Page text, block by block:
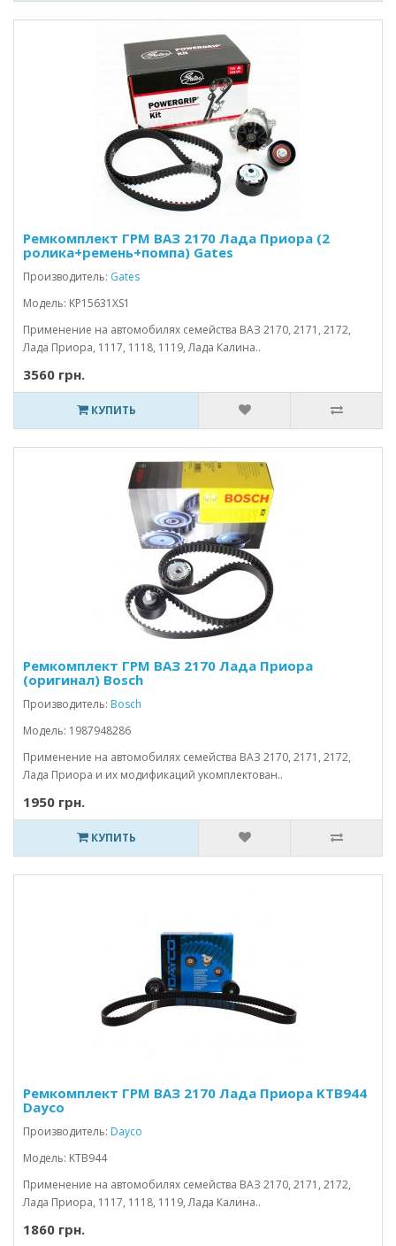
Ремкомплект ГРМ ВАЗ 2170 Лада Приора (2
ролика+ремень+помпа) Gates
Производитель: Gates
Модель: KP15631XS1
Применение на автомобилях семейства ВАЗ 2170, 2171, 2172,
Лада Приора, 1117, 1118, 1119, Лада Калина..
3560 грн.
КУПИТЬ
Ремкомплект ГРМ ВАЗ 2170 Лада Приора
(оригинал) Bosch
Производитель: Bosch
Модель: 1987948286
Применение на автомобилях семейства ВАЗ 2170, 2171, 2172,
Лада Приора и их модификаций укомплектован..
1950 грн.
КУПИТЬ
Ремкомплект ГРМ ВАЗ 2170 Лада Приора KTB944
Dayco
Производитель: Dayco
Модель: KTB944
Применение на автомобилях семейства ВАЗ 2170, 2171, 2172,
Лада Приора, 1117, 1118, 1119, Лада Калина..
1860 грн.